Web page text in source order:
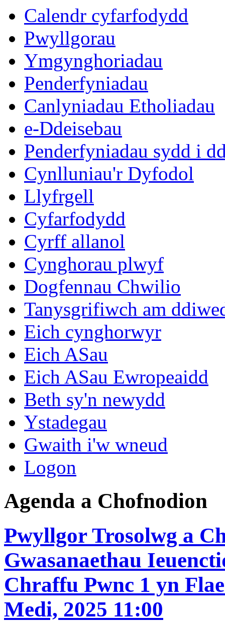
Calendr cyfarfodydd
Pwyllgorau
Ymgynghoriadau
Penderfyniadau
Canlyniadau Etholiadau
e-Ddeisebau
Penderfyniadau sydd i
Cynlluniau'r Dyfodol
Llyfrgell
Cyfarfodydd
Cyrff allanol
Cynghorau plwyf
Dogfennau Chwilio
Tanysgrifiwch am
Eich cynghorwyr
Eich ASau
Eich ASau Ewropeaidd
Beth sy'n newydd
Ystadegau
Gwaith i'w wneud
Logon
Agenda a Chofnodion
Pwyllgor Trosolwg a
Gwasanaethau
Chraffu Pwnc 1 yn
Medi, 2025 11:00
83.